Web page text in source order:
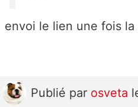
envoi le lien une fois
Publié par osveta